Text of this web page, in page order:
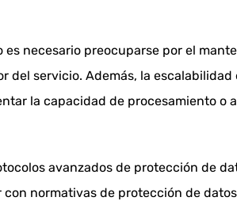
necesario preocuparse por el
servicio. Además, la escalabilidad
la capacidad de procesamiento o
avanzados de protección de
normativas de protección de